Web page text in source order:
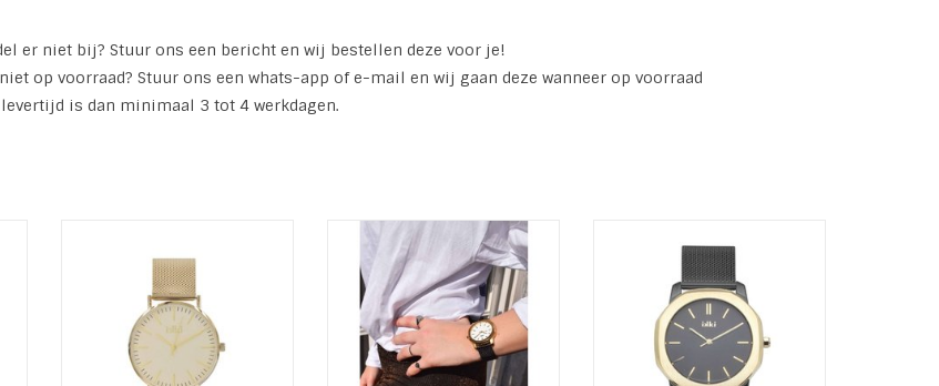
er niet bij? Stuur ons een bericht en wij bestellen deze voor je!
op voorraad? Stuur ons een whats-app of e-mail en wij gaan deze wanneer op voorraad
is dan minimaal 3 tot 4 werkdagen.
Serie: IKKI Danny
Modelnummer: DA76
Materiaal kast: RVS
Diameter kast: 41 mm
TOEVOEGEN AAN WINKELWAGEN
Ikki Unisex Horloge Vance VC05
Serie: IKKI VANCE
Modelnummer: VC05
Materiaal kast: Staal
Diameter kast: 40 mm
TOEVOEGEN AAN WINKELWAGEN
Serie: IKKI VANCE
Modelnummer: VC06
Materiaal kast: Staal
Diameter kast: 40 mm
TOEVOEGEN AAN WINKELWAGEN